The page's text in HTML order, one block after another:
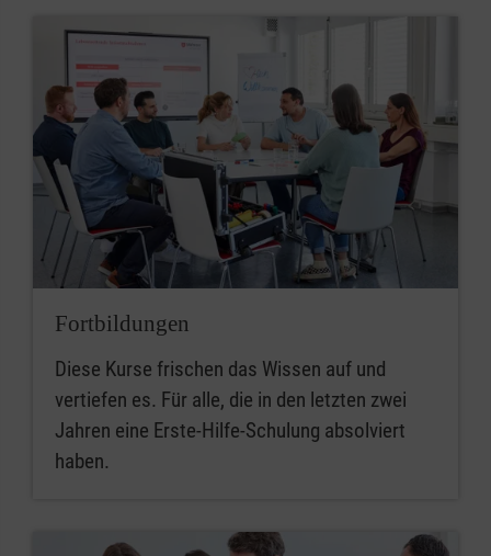
Fortbildungen
Diese Kurse frischen das Wissen auf und
vertiefen es. Für alle, die in den letzten zwei
Jahren eine Erste-Hilfe-Schulung absolviert
haben.